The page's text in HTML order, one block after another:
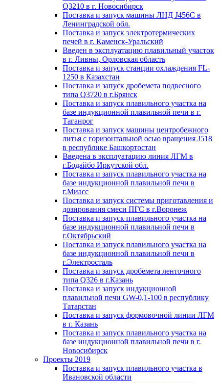
Q3210 в г. Новосибирск
Поставка и запуск машины ЛНД J456С в
Ленинградской обл.
Поставка и запуск электротермических
печей в г. Каменск-Уральский
Введен в эксплуатацию плавильный участок
в г. Ливны, Орловская область
Поставка и запуск станции охлаждения FL-
1250 в Казахстан
Поставка и запуск дробемета подвесного
типа Q3720 в г.Брянск
Поставка и запуск плавильного участка на
базе индукционной плавильной печи в г.
Таганрог
Поставка и запуск машины центробежного
литья с горизонтальной осью вращения J518
в республике Башкортостан
Введена в эксплуатацию линия ЛГМ в
г.Бодайбо Иркутской обл.
Поставка и запуск плавильного участка на
базе индукционной плавильной печи в
г.Миасс
Поставка и запуск системы приготавления и
дозирования смеси ПГС в г.Воронеж
Поставка и запуск плавильного участка на
базе индукционной плавильной печи в
г.Октябрьский
Поставка и запуск плавильного участка на
базе индукционной плавильной печи в
г.Электросталь
Поставка и запуск дробемета ленточного
типа Q326 в г.Казань
Поставка и запуск индукционной
плавильной печи GW-0,1-100 в республику
Татарстан
Поставка и запуск формовочной линии ЛГМ
в г. Казань
Поставка и запуск плавильного участка на
базе индукционной плавильной печи в г.
Новосибирск
Проекты 2019
Поставка и запуск плавильного участка в
Ивановской области